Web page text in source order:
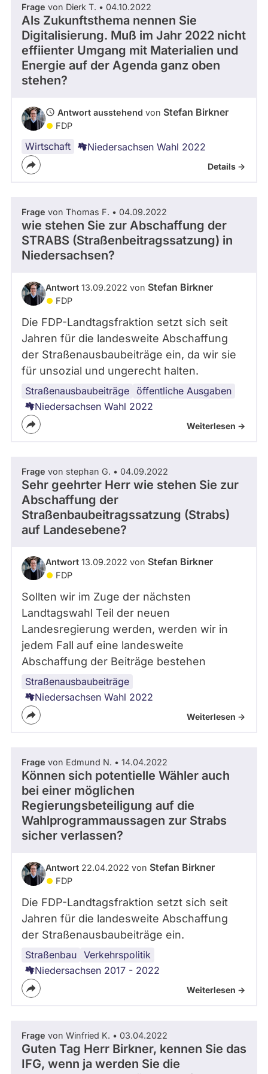
abgeordnetenwatch
befragt
werden.
Thema
- Alle -
Antwort Status
- Alle -
Frage von Dierk T. • 04.10.2022
Als Zukunftsthema nennen Sie
Digitalisierung. Muß im Jahr 2022 nicht
effiienter Umgang mit Materialien und
Energie auf der Agenda ganz oben
stehen?
Antwort ausstehend von Stefan Birkner
FDP
Wirtschaft Niedersachsen Wahl 2022
Details ->
Frage von Thomas F. • 04.09.2022
wie stehen Sie zur Abschaffung der
STRABS (Straßenbeitragssatzung) in
Niedersachsen?
Antwort 13.09.2022 von Stefan Birkner
FDP
Die FDP-Landtagsfraktion setzt sich seit
Jahren für die landesweite Abschaffung
der Straßenausbaubeiträge ein, da wir sie
für unsozial und ungerecht halten.
Straßenausbaubeiträge öffentliche Ausgaben
Niedersachsen Wahl 2022
Weiterlesen ->
Frage von stephan G. • 04.09.2022
Sehr geehrter Herr wie stehen Sie zur
Abschaffung der
Straßenbaubeitragssatzung (Strabs)
auf Landesebene?
Antwort 13.09.2022 von Stefan Birkner
FDP
Sollten wir im Zuge der nächsten
Landtagswahl Teil der neuen
Landesregierung werden, werden wir in
jedem Fall auf eine landesweite
Abschaffung der Beiträge bestehen
Straßenausbaubeiträge
Niedersachsen Wahl 2022
Weiterlesen ->
Frage von Edmund N. • 14.04.2022
Können sich potentielle Wähler auch
bei einer möglichen
Regierungsbeteiligung auf die
Wahlprogrammaussagen zur Strabs
sicher verlassen?
Antwort 22.04.2022 von Stefan Birkner
FDP
Die FDP-Landtagsfraktion setzt sich seit
Jahren für die landesweite Abschaffung
der Straßenausbaubeiträge ein.
Straßenbau Verkehrspolitik
Niedersachsen 2017 - 2022
Weiterlesen ->
Frage von Winfried K. • 03.04.2022
Guten Tag Herr Birkner, kennen Sie das
IFG, wenn ja werden Sie die